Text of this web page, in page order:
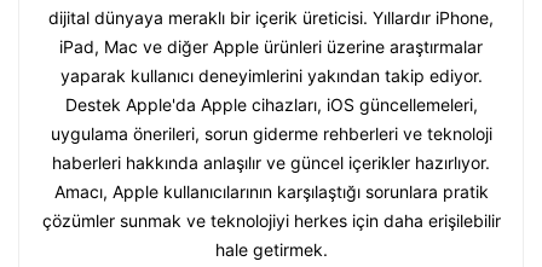
dijital dünyaya meraklı bir içerik üreticisi. Yıllardır iPhone,
iPad, Mac ve diğer Apple ürünleri üzerine araştırmalar
yaparak kullanıcı deneyimlerini yakından takip ediyor.
Destek Apple'da Apple cihazları, iOS güncellemeleri,
uygulama önerileri, sorun giderme rehberleri ve teknoloji
haberleri hakkında anlaşılır ve güncel içerikler hazırlıyor.
Amacı, Apple kullanıcılarının karşılaştığı sorunlara pratik
çözümler sunmak ve teknolojiyi herkes için daha erişilebilir
hale getirmek.